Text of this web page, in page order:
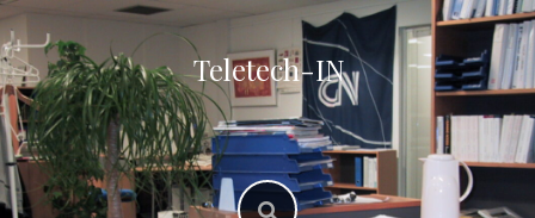
Skip
to
content
Teletech-IN